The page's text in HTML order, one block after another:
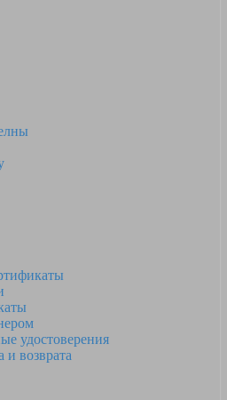
удостоверения
и возврата